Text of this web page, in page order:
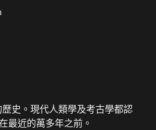
史。現代人類學及考古學都認
最近的萬多年之前。